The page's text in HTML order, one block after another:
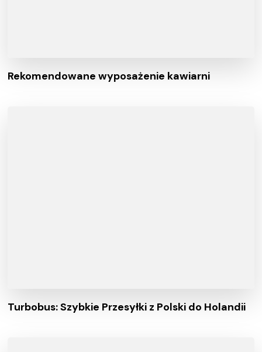
Rekomendowane wyposażenie kawiarni
Turbobus: Szybkie Przesyłki z Polski do Holandii